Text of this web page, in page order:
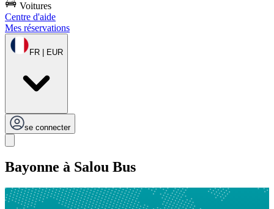
Voitures
Centre d'aide
Mes réservations
FR | EUR
se connecter
Bayonne à Salou Bus